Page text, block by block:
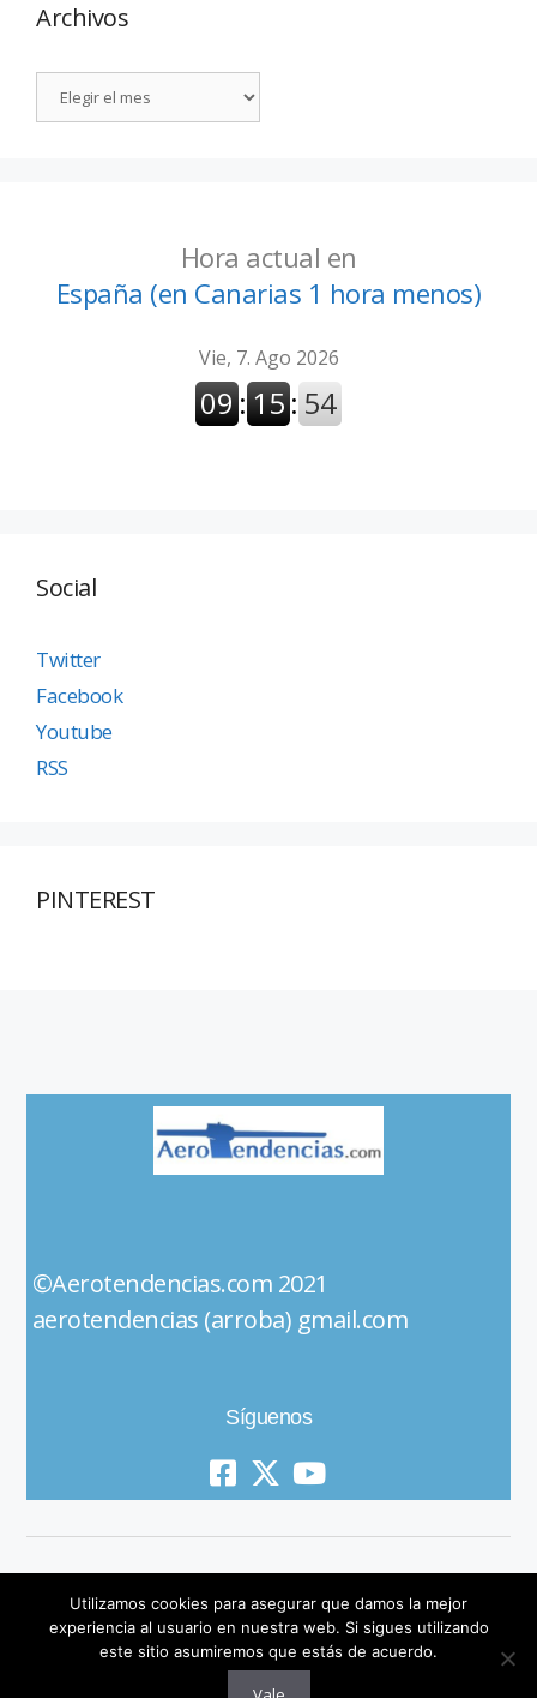
Archivos
Hora actual en
España (en Canarias 1 hora menos)
Social
Twitter
Facebook
Youtube
RSS
PINTEREST
©Aerotendencias.com 2021
aerotendencias (arroba) gmail.com
Síguenos
© 2019 All Rights Reserved
Utilizamos cookies para asegurar que damos la mejor
experiencia al usuario en nuestra web. Si sigues utilizando
este sitio asumiremos que estás de acuerdo.